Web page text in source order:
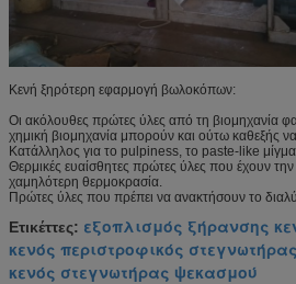
Κενή ξηρότερη εφαρμογή βωλοκόπων:
Οι ακόλουθες πρώτες ύλες από τη βιομηχανία
χημική βιομηχανία μπορούν και ούτω καθεξής να
Κατάλληλος για το pulpiness, το paste-like
Θερμικές ευαίσθητες πρώτες ύλες που έχουν
χαμηλότερη θερμοκρασία.
Πρώτες ύλες που πρέπει να ανακτήσουν το
Ετικέττες: εξοπλισμός ξήρανσης
κενός περιστροφικός στεγνωτήρας
κενός στεγνωτήρας ψεκασμού